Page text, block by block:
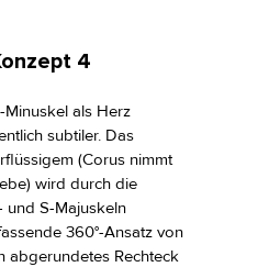
4
als Herz
subtiler. Das
(Corus nimmt
wird durch die
und S-Majuskeln
360°-Ansatz von
abgerundetes Rechteck